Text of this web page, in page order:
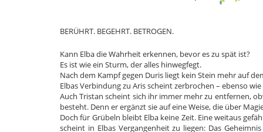
BERÜHRT. BEGEHRT. BETROGEN.
Kann Elba die Wahrheit erkennen, bevor es zu spät ist?
Es ist wie ein Sturm, der alles hinwegfegt.
Nach dem Kampf gegen Duris liegt kein Stein mehr auf
Elbas Verbindung zu Aris scheint zerbrochen – ebenso
Auch Tristan scheint sich ihr immer mehr zu entfernen,
besteht. Denn er ergänzt sie auf eine Weise, die über
Doch für Grübeln bleibt Elba keine Zeit. Eine weitaus
scheint in Elbas Vergangenheit zu liegen: Das